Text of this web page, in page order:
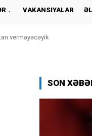
VAKANSIYALAR
verməyəcəyik
SON